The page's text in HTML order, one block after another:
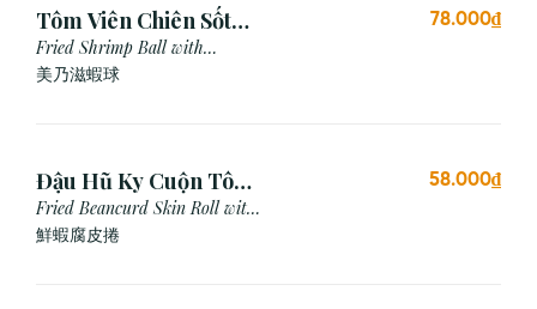
Tôm Viên Chiên Sốt
Mayonnaise (3 viên)
Fried Shrimp Ball with
Mayonnaise Sauce
美乃滋蝦球
78.000₫
Đậu Hũ Ky Cuộn Tôm
Chiên (3 cái)
Fried Beancurd Skin Roll with
Shrimp
鮮蝦腐皮捲
58.000₫